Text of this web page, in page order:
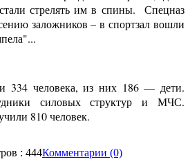
стрелять им в спины. Спецназ
заложников – в спортзал вошли
334 человека, из них 186 — дети.
силовых структур и МЧС.
810 человек.
: 444Комментарии (0)